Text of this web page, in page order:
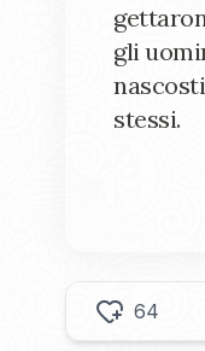
gli
stessi.
64